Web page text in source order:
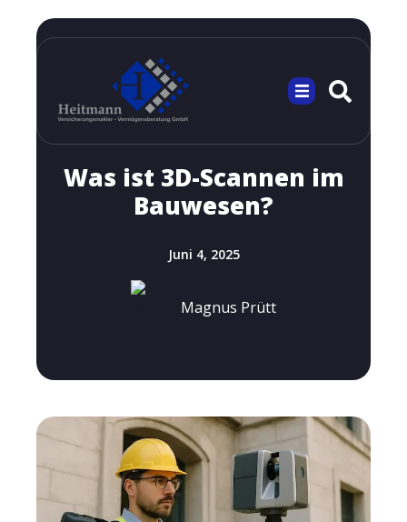
Was ist 3D-Scannen im
Bauwesen?
Juni 4, 2025
Magnus Prütt